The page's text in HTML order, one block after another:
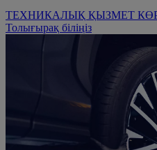
ТЕХНИКАЛЫҚ ҚЫЗМЕТ
Толығырақ біліңіз